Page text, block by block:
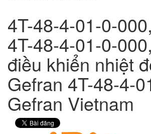
4T-48-4-01-0-
4T-48-4-01-0-
điều khiển nhiệt
Gefran 4T-48-4-
Gefran Vietnam